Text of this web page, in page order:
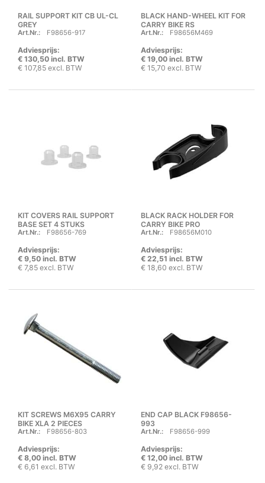
RAIL SUPPORT KIT CB UL-CL
GREY
Art.Nr.: F98656-917
Adviesprijs:
€ 130,50 incl. BTW
€ 107,85 excl. BTW
BLACK HAND-WHEEL KIT FOR
CARRY BIKE RS
Art.Nr.: F98656M469
Adviesprijs:
€ 19,00 incl. BTW
€ 15,70 excl. BTW
KIT COVERS RAIL SUPPORT
BASE SET 4 STUKS
Art.Nr.: F98656-769
Adviesprijs:
€ 9,50 incl. BTW
€ 7,85 excl. BTW
BLACK RACK HOLDER FOR
CARRY BIKE PRO
Art.Nr.: F98656M010
Adviesprijs:
€ 22,51 incl. BTW
€ 18,60 excl. BTW
KIT SCREWS M6X95 CARRY
BIKE XLA 2 PIECES
Art.Nr.: F98656-803
Adviesprijs:
€ 8,00 incl. BTW
€ 6,61 excl. BTW
END CAP BLACK F98656-
993
Art.Nr.: F98656-999
Adviesprijs:
€ 12,00 incl. BTW
€ 9,92 excl. BTW